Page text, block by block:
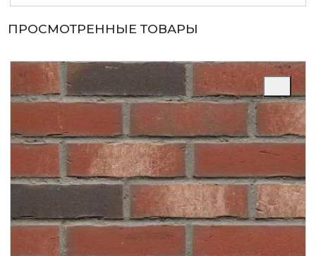
ПРОСМОТРЕННЫЕ ТОВАРЫ